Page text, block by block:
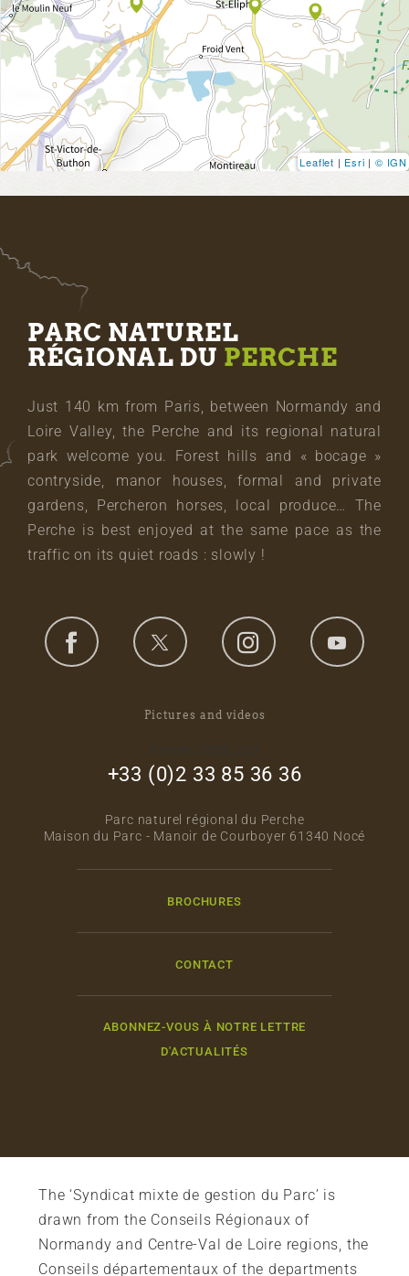
Leaflet | Esri | © IGN
PARC NATUREL
RÉGIONAL DU PERCHE
Just 140 km from Paris, between Normandy and
Loire Valley, the Perche and its regional natural
park welcome you. Forest hills and « bocage »
contryside, manor houses, formal and private
gardens, Percheron horses, local produce… The
Perche is best enjoyed at the same pace as the
traffic on its quiet roads : slowly !
Pictures and videos
+33 (0)2 33 85 36 36
Parc naturel régional du Perche
Maison du Parc - Manoir de Courboyer 61340 Nocé
BROCHURES
CONTACT
ABONNEZ-VOUS À NOTRE LETTRE
D'ACTUALITÉS
The ‘Syndicat mixte de gestion du Parc’ is
drawn from the Conseils Régionaux of
Normandy and Centre-Val de Loire regions, the
Conseils départementaux of the departments